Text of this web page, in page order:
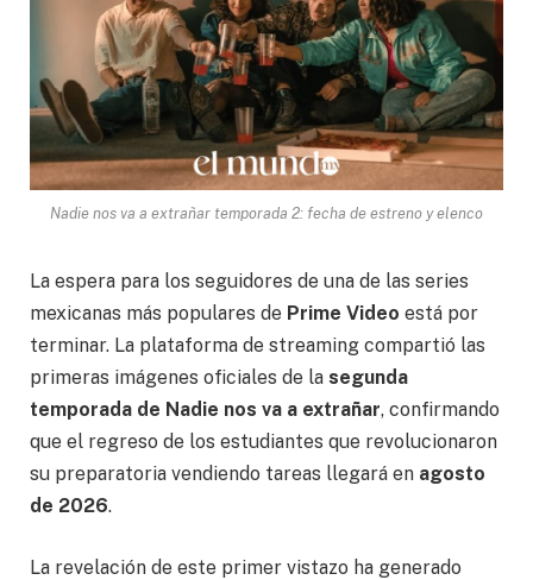
Nadie nos va a extrañar temporada 2: fecha de estreno y elenco
La espera para los seguidores de una de las series
mexicanas más populares de Prime Video está por
terminar. La plataforma de streaming compartió las
primeras imágenes oficiales de la segunda
temporada de Nadie nos va a extrañar, confirmando
que el regreso de los estudiantes que revolucionaron
su preparatoria vendiendo tareas llegará en agosto
de 2026.
La revelación de este primer vistazo ha generado